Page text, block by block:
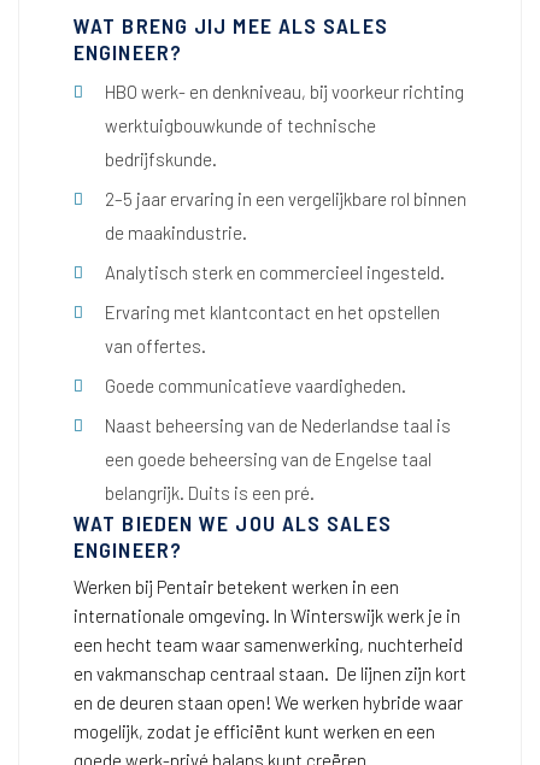
WAT BRENG JIJ MEE ALS SALES
ENGINEER?
HBO werk- en denkniveau, bij voorkeur richting
werktuigbouwkunde of technische
bedrijfskunde.
2–5 jaar ervaring in een vergelijkbare rol binnen
de maakindustrie.
Analytisch sterk en commercieel ingesteld.
Ervaring met klantcontact en het opstellen
van offertes.
Goede communicatieve vaardigheden.
Naast beheersing van de Nederlandse taal is
een goede beheersing van de Engelse taal
belangrijk. Duits is een pré.
WAT BIEDEN WE JOU ALS SALES
ENGINEER?
Werken bij Pentair betekent werken in een
internationale omgeving. In Winterswijk werk je in
een hecht team waar samenwerking, nuchterheid
en vakmanschap centraal staan. De lijnen zijn kort
en de deuren staan open! We werken hybride waar
mogelijk, zodat je efficiënt kunt werken en een
goede werk-privé balans kunt creëren.